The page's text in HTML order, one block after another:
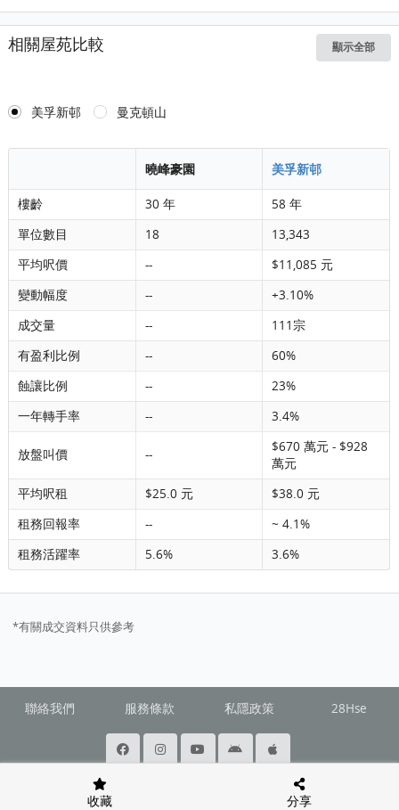
相關屋苑比較 顯示全部
美孚新邨 曼克頓山
曉峰豪園 美孚新邨
樓齡 30 年
58 年
單位數目
18
13,343
平均呎價
--
$11,085 元
變動幅度
--
+3.10%
成交量
--
111宗
有盈利比例
--
60%
蝕讓比例
--
23%
一年轉手率
-- 3.4%
放盤叫價 --
$670 萬元 - $928
萬元
平均呎租
$25.0 元
$38.0 元
租務回報率
--
~ 4.1%
租務活躍率
5.6% 3.6%
*有關成交資料只供參考
收藏 分享
聯絡我們 服務條款 私隱政策 28Hse
@ Copyright 2026 Squarefoot All rights reserved.